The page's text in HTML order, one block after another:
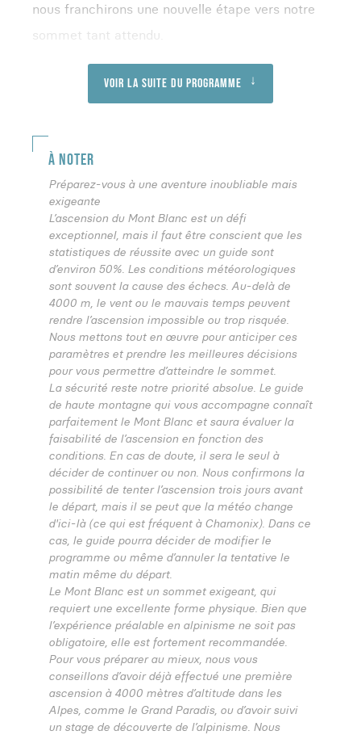
nous franchirons une nouvelle étape vers notre
sommet tant attendu.
Voir la suite du programme
À NOTER
Préparez-vous à une aventure inoubliable mais
exigeante
L’ascension du Mont Blanc est un défi
exceptionnel, mais il faut être conscient que les
statistiques de réussite avec un guide sont
d’environ 50%. Les conditions météorologiques
sont souvent la cause des échecs. Au-delà de
4000 m, le vent ou le mauvais temps peuvent
rendre l’ascension impossible ou trop risquée.
Nous mettons tout en œuvre pour anticiper ces
paramètres et prendre les meilleures décisions
pour vous permettre d’atteindre le sommet.
La sécurité reste notre priorité absolue. Le guide
de haute montagne qui vous accompagne connaît
parfaitement le Mont Blanc et saura évaluer la
faisabilité de l’ascension en fonction des
conditions. En cas de doute, il sera le seul à
décider de continuer ou non. Nous confirmons la
possibilité de tenter l’ascension trois jours avant
le départ, mais il se peut que la météo change
d'ici-là (ce qui est fréquent à Chamonix). Dans ce
cas, le guide pourra décider de modifier le
programme ou même d’annuler la tentative le
matin même du départ.
Le Mont Blanc est un sommet exigeant, qui
requiert une excellente forme physique. Bien que
l’expérience préalable en alpinisme ne soit pas
obligatoire, elle est fortement recommandée.
Pour vous préparer au mieux, nous vous
conseillons d’avoir déjà effectué une première
ascension à 4000 mètres d’altitude dans les
Alpes, comme le Grand Paradis, ou d’avoir suivi
un stage de découverte de l’alpinisme. Nous